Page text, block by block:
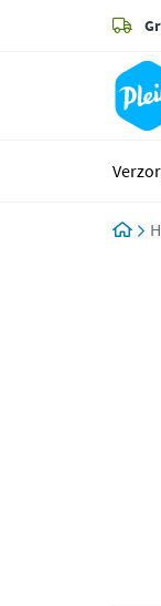
zoeken